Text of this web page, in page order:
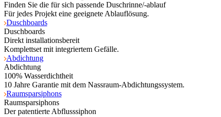
Finden Sie die für sich passende Duschrinne/-ablauf
Für jedes Projekt eine geeignete Ablauflösung.
Duschboards
Duschboards
Direkt installationsbereit
Komplettset mit integriertem Gefälle.
Abdichtung
Abdichtung
100% Wasserdichtheit
10 Jahre Garantie mit dem Nassraum-Abdichtungssystem.
Raumsparsiphons
Raumsparsiphons
Der patentierte Abflusssiphon